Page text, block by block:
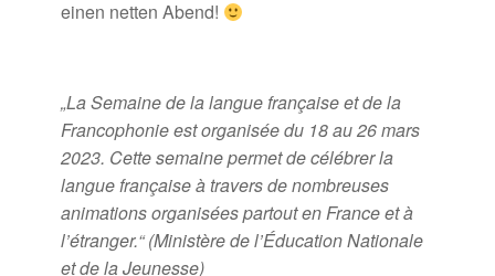
einen netten Abend!
„La Semaine de la langue française et de la
Francophonie est organisée du 18 au 26 mars
2023. Cette semaine permet de célébrer la
langue française à travers de nombreuses
animations organisées partout en France et à
l’étranger.“ (Ministère de l’Éducation Nationale
et de la Jeunesse)